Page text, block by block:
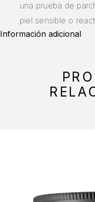
una prueba de
piel sensible o
Información adicional